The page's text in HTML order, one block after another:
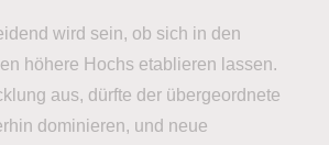
wird sein, ob sich in den
höhere Hochs etablieren lassen.
aus, dürfte der übergeordnete
dominieren, und neue